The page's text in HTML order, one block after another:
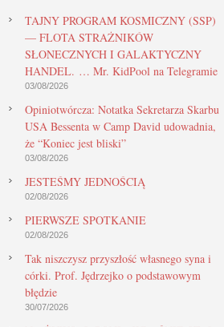
TAJNY PROGRAM KOSMICZNY (SSP)
— FLOTA STRAŻNIKÓW
SŁONECZNYCH I GALAKTYCZNY
HANDEL. … Mr. KidPool na Telegramie
03/08/2026
Opiniotwórcza: Notatka Sekretarza Skarbu
USA Bessenta w Camp David udowadnia,
że “Koniec jest bliski”
03/08/2026
JESTEŚMY JEDNOŚCIĄ
02/08/2026
PIERWSZE SPOTKANIE
02/08/2026
Tak niszczysz przyszłość własnego syna i
córki. Prof. Jędrzejko o podstawowym
błędzie
30/07/2026